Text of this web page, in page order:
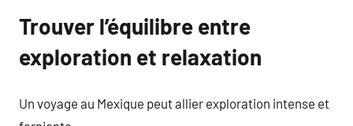
Trouver l’équilibre entre
exploration et relaxation
Un voyage au Mexique peut allier exploration intense et